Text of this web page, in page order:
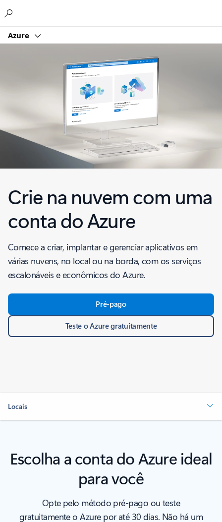
Azure
Crie na nuvem com uma
conta do Azure
Comece a criar, implantar e gerenciar aplicativos em
várias nuvens, no local ou na borda, com os serviços
escalonáveis e econômicos do Azure.
Pré-pago
Teste o Azure gratuitamente
Locais
Escolha a conta do Azure ideal
para você
Opte pelo método pré-pago ou teste
gratuitamente o Azure por até 30 dias. Não há um